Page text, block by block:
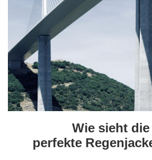
Wie sieht die
perfekte